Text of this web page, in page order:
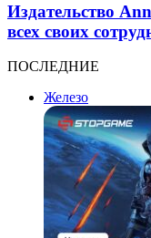
Издательство
всех своих
ПОСЛЕДНИЕ
Железо